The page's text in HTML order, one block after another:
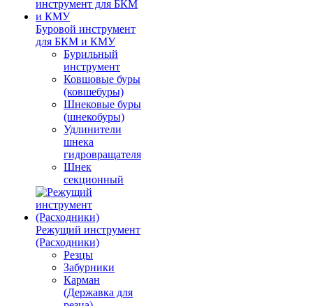
Буровой инструмент
для БКМ и КМУ
Бурильный
инструмент
Ковшовые буры
(ковшебуры)
Шнековые буры
(шнекобуры)
Удлинители
шнека
гидровращателя
Шнек
секционный
Режущий инструмент
(Расходники)
Резцы
Забурники
Карман
(Державка для